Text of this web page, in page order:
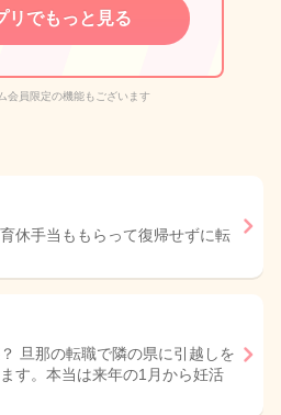
リでもっと見る
会員限定の機能もございます
休手当ももらって復帰せずに転
旦那の転職で隣の県に引越しを
す。本当は来年の1月から妊活